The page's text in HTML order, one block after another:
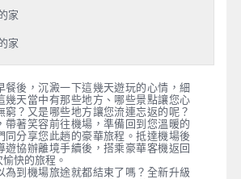
家
家
餐後，沉澱一下這幾天遊玩的心情，細
幾天當中有那些地方、哪些景點讓您心
窮？又是哪些地方讓您流連忘返的呢？
帶著笑容前往機場，準備回到您溫暖的
同分享您此趟的豪華旅程。抵達機場後
遊協辦離境手續後，搭乘豪華客機返回
快的旅程。
為到機場旅途就都結束了嗎？全新升級